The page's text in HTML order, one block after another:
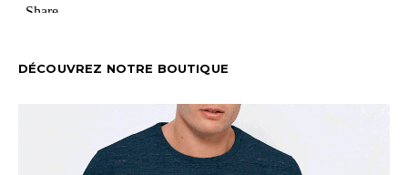
DÉCOUVREZ NOTRE BOUTIQUE